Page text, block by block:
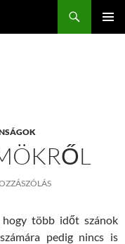
hogy több időt szánok
pedig nincs is